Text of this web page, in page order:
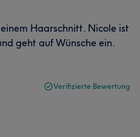
Haarschnitt. Nicole ist
geht auf Wünsche ein.
Verifizierte Bewertung